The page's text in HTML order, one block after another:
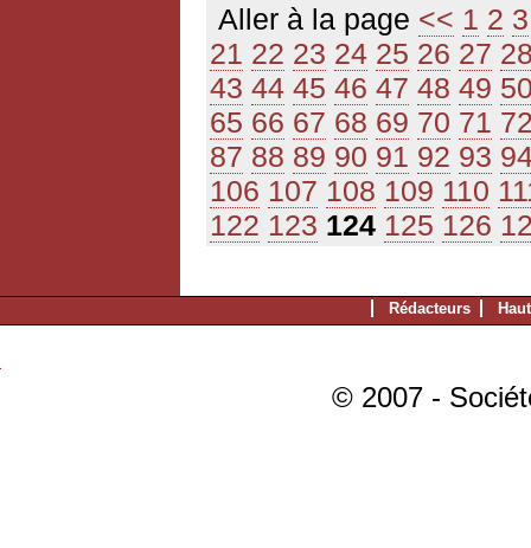
Aller à la page << 1 2 3
21 22 23 24 25 26 27
43 44 45 46 47 48 49
65 66 67 68 69 70 71
87 88 89 90 91 92 93
106 107 108 109 110
122 123 124 125 126
Rédacteurs
© 2007 -